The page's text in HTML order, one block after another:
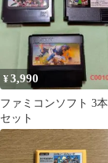
¥3,990
ファミコンソフト 3本
セット